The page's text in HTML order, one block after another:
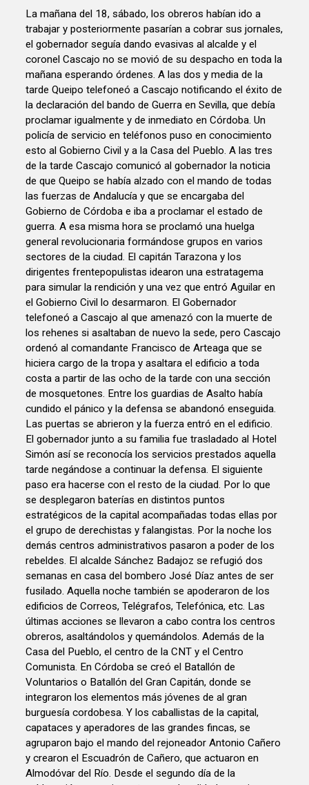
La mañana del 18, sábado, los obreros habían ido a trabajar y posteriormente pasarían a cobrar sus jornales, el gobernador seguía dando evasivas al alcalde y el coronel Cascajo no se movió de su despacho en toda la mañana esperando órdenes. A las dos y media de la tarde Queipo telefoneó a Cascajo notificando el éxito de la declaración del bando de Guerra en Sevilla, que debía proclamar igualmente y de inmediato en Córdoba. Un policía de servicio en teléfonos puso en conocimiento esto al Gobierno Civil y a la Casa del Pueblo. A las tres de la tarde Cascajo comunicó al gobernador la noticia de que Queipo se había alzado con el mando de todas las fuerzas de Andalucía y que se encargaba del Gobierno de Córdoba e iba a proclamar el estado de guerra. A esa misma hora se proclamó una huelga general revolucionaria formándose grupos en varios sectores de la ciudad. El capitán Tarazona y los dirigentes frentepopulistas idearon una estratagema para simular la rendición y una vez que entró Aguilar en el Gobierno Civil lo desarmaron. El Gobernador telefoneó a Cascajo al que amenazó con la muerte de los rehenes si asaltaban de nuevo la sede, pero Cascajo ordenó al comandante Francisco de Arteaga que se hiciera cargo de la tropa y asaltara el edificio a toda costa a partir de las ocho de la tarde con una sección de mosquetones. Entre los guardias de Asalto había cundido el pánico y la defensa se abandonó enseguida. Las puertas se abrieron y la fuerza entró en el edificio. El gobernador junto a su familia fue trasladado al Hotel Simón así se reconocía los servicios prestados aquella tarde negándose a continuar la defensa. El siguiente paso era hacerse con el resto de la ciudad. Por lo que se desplegaron baterías en distintos puntos estratégicos de la capital acompañadas todas ellas por el grupo de derechistas y falangistas. Por la noche los demás centros administrativos pasaron a poder de los rebeldes. El alcalde Sánchez Badajoz se refugió dos semanas en casa del bombero José Díaz antes de ser fusilado. Aquella noche también se apoderaron de los edificios de Correos, Telégrafos, Telefónica, etc. Las últimas acciones se llevaron a cabo contra los centros obreros, asaltándolos y quemándolos. Además de la Casa del Pueblo, el centro de la CNT y el Centro Comunista. En Córdoba se creó el Batallón de Voluntarios o Batallón del Gran Capitán, donde se integraron los elementos más jóvenes de al gran burguesía cordobesa. Y los caballistas de la capital, capataces y aperadores de las grandes fincas, se agruparon bajo el mando del rejoneador Antonio Cañero y crearon el Escuadrón de Cañero, que actuaron en Almodóvar del Río. Desde el segundo día de la sublevación se enviaron tropas a localidades vecinas para dominar la zona, como fue el envío a Alcolea, La Carlota, Santa Cruz, Espejo, Castro del Río, Baena, Nueva Carteya, La Victoria, Cerro Muriano, Villarrubia, Pedro Abad La acción militar por parte del Gobierno de la provincia se inició a finales de julio, cuando el general Miaja recibió la orden de formar una importante columna y dirigirse desde Despeñaperros, sobre los objetivos de Córdoba y Sevilla. Se puso en movimiento el día 27 de julio y el 28 llegaron a Montoro, donde estableció su cuartel general. a Córdoba llegó Joaquín Pérez Salas. La Columna de Miaja fue importante porque en torno a ella se organizaron las Milicias de Jaén y Córdoba, por lo que las órdenes de Miaja comenzaron a actuar todas las milicias de la zona. Las fuerzas se extendieron por todo el Valle del Guadalquivir esperando el momento para lanzarse sobre Córdoba que no se produciría hasta el 20 de agosto y sería una oportunidad perdida. A finales de julio, con la llegada de tropas regulares republicanas a Córdoba, la gran preocupación de los sublevados era la defensa del puente de Alcolea, por lo que reforzaron su defensa con mercenarios marroquíes, fortificaron la línea de Las Cumbres y establecieron puestos de mando y vigilancia en cortijos próximos, mientras los comandantes Arteaga y Aguilar Galindo se turnaban en el mando. En Córdoba se produjo una gran represión antiobrera y antirrepublicana. Puede darse por sentado que todas las fuerzas políticas, militares y económicas que formaron parte de la sublevación, se hallaban en el fondo de esta tragedia represiva que se produjo en Córdoba. El balance de la represión fue el exterminio de personalidades republicanas y del Frente Popular, así como del sector laico de la sociedad cordobesa, intelectuales liberales y de organizaciones obreras y partidos de izquierdas. El 5 de agosto Queipo de Llano efectuó su primera visita de inspección a Córdoba. Esta visita coincide con el aumento de los fusilamientos en la capital. En los días siguientes se descubrió el escondite del alcalde socialista cordobés, Manuel Sánchez Badajoz, del diputado Doctor Romera y de varios concejales en la casa del bombero José Díaz (Huerta de los Aldabones, en el Marrubial). Estaban escondidos en una galería del pozo y en la madrugada del 5 al 6 de agosto fueron sorprendidos y detenidos, y en la madrugada del día 7 fueron fusilados. Los fusilamientos se fueron incrementando días tras día y los familiares se enteraban cuando iban a las cárceles Relato Histórico para llevar ropa o comida. Se llevaban a cabo, principalmente, en las tapias del cementerio de La Salud, en el lugar conocido como Arroyo del Moro , así como otros lugares que rodeaban a la ciudad: orillas del Guadalquivir, en Alcolea, en la carretera de Santo Domingo, en el Cortijo del Telégrafo , en la Carrera del caballo , en las inmediaciones de la Electro Mecánica, en la Cuesta de los Visos , en la Cuesta de Rabanales (junto a la actual fábrica de Cerveza), en la carretera de Trasierra, en la Cuesta de la Lancha , en la carretera del Castillo de la Albaida, en las carreteras de Casillas o de Pedroches, en la Cuesta del Espino (carretera de Sevilla), en el lugar Los Santos Pintados , etc. En las primeras semanas, los cadáveres quedaban expuestos al sol en los descampados, hasta que los propios familiares los encontraban y los retiraban cuando recibían la noticia en la cárcel. Así comenzaba la búsqueda por los alrededores de Córdoba y por los cementerios hasta que daban con ellos. Semanas después llevaban los cadáveres rápidamente a la fosa común. Los forenses solo se limitaban a certificar la muerte violenta de las hileras de cadáveres desconocidos que allí aparecían. Según el doctor Zurita (forense auxiliar en aquel entonces en Córdoba) la cifra media de muertos era de 30 o 40 diarios, y bastantes días pasaban de 100 y algunas noches más de 200. Se formó una partida de falangistas la brigada del amanecer que practicaban por la noche detenciones en masa. El final de estos era el fusilamiento en la mayoría de los casos. El 13 de agosto a la 11 de la mañana fue fusilado el capitán de la Guardia de Asalto de Córdoba Manuel Tarazona Anaya, en el Cuartel del Marrubial. El 15 de agosto llegó el turno para uno de los médico y políticos más eminentes de Córdoba: el doctor Manuel Ruiz Maya (gran propagandista de las ideas republicanas y fundador de la logia Turdetania ), en el descampado de la Cuesta de los Visos. La prisión Provincial, ubicada en el Alcázar de los Reyes Cristianos de Córdoba, se hallaba abarrotada y todos los días había una renovación de presos. El 16 de agosto tomó posesión como jefe de Orden Público, el comandante Luis Zurdo, de la Guardia Civil, hasta el 22 de septiembre del 36 en que le sustituyó Don Bruno . Este comenzó con los fusilamientos en masa que hasta entonces no se habían producido. En aquellos días superaban el centenar de ejecutados en las tapias de los cementerio. La represión iba dirigida a evitar posibles reacciones, una purga de adversario. Los fusilamientos comenzaron el mismo 16 de agosto con el fusilamiento del librero de la calle Gondomar Rogelio Luque Díaz, este pertenecía a las tertulias literarias, participaba de las corrientes del pensamiento moderno, laico y naturista. La primera gran matanza se llevó a cabo en la madrugada del 17 de agosto con 61 anotaciones en el Registro del Cementerio. El 18 se superó el centenar de fusilados entre ellos el último presidente de la Diputación, José Guerra Lozano de Izquierda Republicana. Los fusilamientos continuaron de forma masiva, sobre todo a raíz de los bombardeos republicanos. Se fusilaba a una media de un centenar de personas por la madrugada. También se fusiló al medico Sadí de Buen Lozano, de 42 años, epidemiólogo, fundador de Centros Antipalúdicos en España y del Instituto Antipalúdico de Navalmoral de la Mata que se hallaba en Córdoba como inspector de los Hospitales de la Cruz Roja. Un aspecto a destacar es el de los autores materiales de los fusilamientos, que eran de baja extracción social. Eran rufianes e individuos sin escrúpulos que mediante el servilismo y la adulación esperaban conseguir méritos ante las nuevas autoridades. La operación republicana contra Córdoba el 20 de agosto, frustrada en el último momento, sigue siendo una incógnita la retirada de las tropas en el último momento. La columna de Miaja era muy importante, con un gran núcleo de fuerzas regulares, así como las milicias de Levante y las de Córdoba (Batallones Garcés y Del Terrible ) atacando por la Sierra y las milicias de Jaén por la Campiña. Miaja perdió nada menos que tres semanas en la pacificación de la Sierra y esto facilitó que Queipo de Llano consolidara muchas de sus posiciones en Andalucía. Aun así Miaja podría haber entrado en Córdoba, pero su indecisión malogró esta importante oportunidad. Un grupo importante fue el denominado Batallón Garcés, donde se encuadraron el núcleo comunista de Villanueva de Córdoba y otros pueblos de la sierra. La columna de Armentia debía avanzar hacia Córdoba y la columna del comandante José Belibrea Vera, por la margen derecha del Guadalquivir, desde Villafranca en dirección al puente Mocho. Esta fuerza atacó el día 21 y no el 20, apoyada de milicianos de Villafranca. No se logró pasar